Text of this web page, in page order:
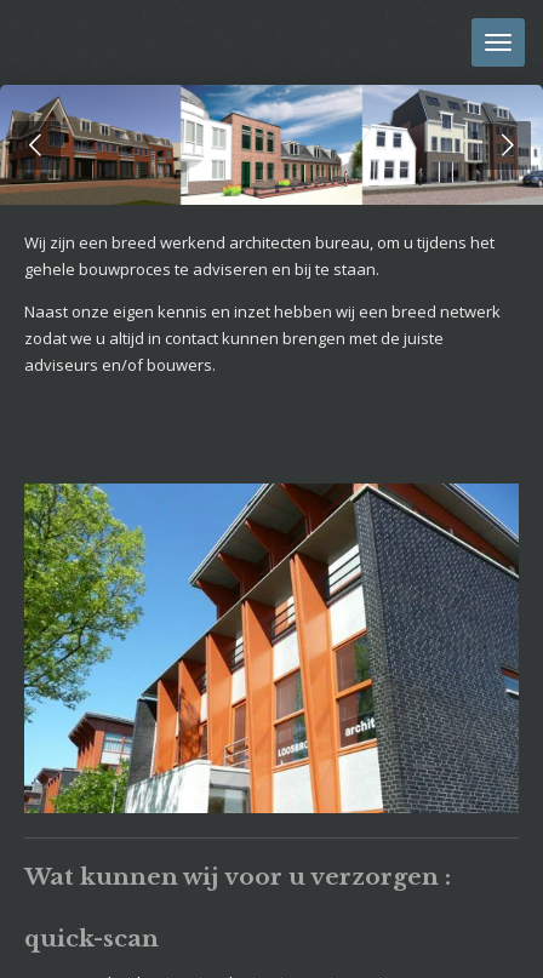
hoofdinhoud
Wij zijn een breed werkend architecten bureau, om u tijdens het
gehele bouwproces te adviseren en bij te staan.
Naast onze eigen kennis en inzet hebben wij een breed netwerk
zodat we u altijd in contact kunnen brengen met de juiste
adviseurs en/of bouwers.
Wat kunnen wij voor u verzorgen :
quick-scan